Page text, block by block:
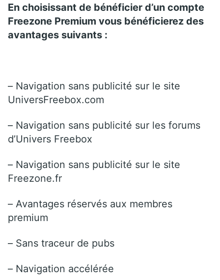
En choisissant de bénéficier d’un compte
Freezone Premium vous bénéficierez des
avantages suivants :
– Navigation sans publicité sur le site
UniversFreebox.com
– Navigation sans publicité sur les forums
d’Univers Freebox
– Navigation sans publicité sur le site
Freezone.fr
– Avantages réservés aux membres
premium
– Sans traceur de pubs
– Navigation accélérée